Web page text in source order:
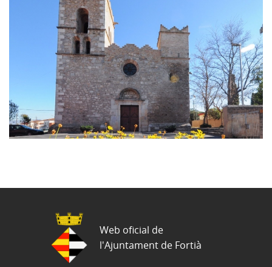
Web oficial de
l'Ajuntament de Fortià